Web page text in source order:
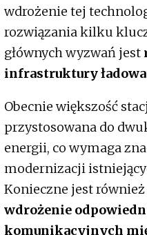
wdrożenie tej
rozwiązania kilku
głównych wyzwań jest
infrastruktury
Obecnie większość
przystosowana do
energii, co wymaga
modernizacji
Konieczne jest również
wdrożenie
komunikacyjnych